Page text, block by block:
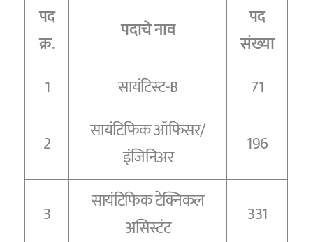
पद
क्र.
पदाचे नाव
पद
संख्या
1
सायंटिस्ट-B 71
2
सायंटिफिक ऑफिसर/
इंजिनिअर
196
3
सायंटिफिक टेक्निकल
असिस्टंट
331